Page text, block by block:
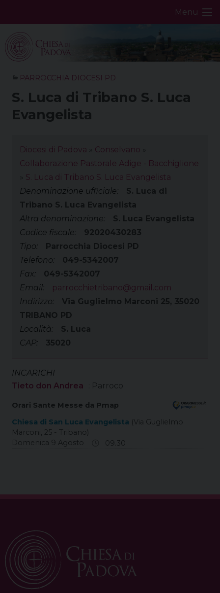
Menu
PARROCCHIA DIOCESI PD
S. Luca di Tribano S. Luca
Evangelista
Diocesi di Padova Conselvano
Collaborazione Pastorale Adige - Bacchiglione
S. Luca di Tribano S. Luca Evangelista
Denominazione ufficiale:
S. Luca di
Tribano S. Luca Evangelista
Altra denominazione:
S. Luca Evangelista
Codice fiscale:
92020430283
Tipo:
Parrocchia Diocesi PD
Telefono:
049-5342007
Fax:
049-5342007
Email:
parrocchietribano@gmail.com
Indirizzo:
Via Guglielmo Marconi 25, 35020
TRIBANO PD
Località:
S. Luca
CAP:
35020
INCARICHI
Tieto don Andrea
: Parroco
Orari Sante Messe da Pmap
Chiesa di San Luca Evangelista (Via Guglielmo
Marconi, 25 - Tribano)
Domenica 9 Agosto
09.30